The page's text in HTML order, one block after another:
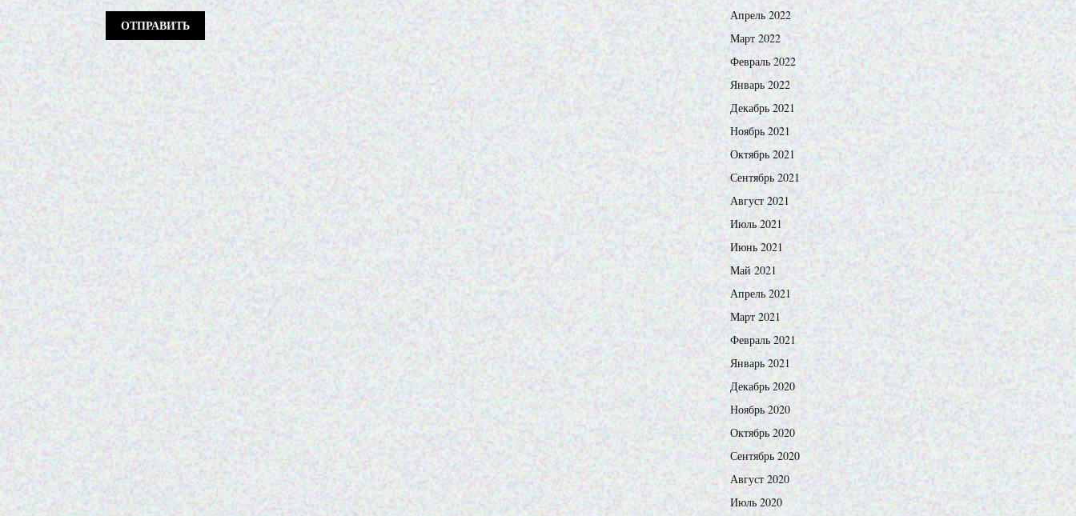
Апрель 2022
Март 2022
Февраль 2022
Январь 2022
Декабрь 2021
Ноябрь 2021
Октябрь 2021
Сентябрь 2021
Август 2021
Июль 2021
Июнь 2021
Май 2021
Апрель 2021
Март 2021
Февраль 2021
Январь 2021
Декабрь 2020
Ноябрь 2020
Октябрь 2020
Сентябрь 2020
Август 2020
Июль 2020